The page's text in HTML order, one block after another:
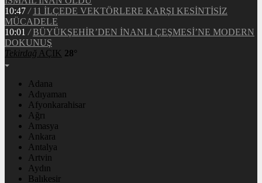
10:47 / 11 İLÇEDE VEKTÖRLERE KARŞI KESİNTİSİZ
MÜCADELE
10:01 / BÜYÜKŞEHİR’DEN İNANLI ÇEŞMESİ’NE MODERN
DOKUNUŞ
Tekirdağ AÇIK 28°
Adana
Adıyaman
Afyonkarahisar
Ağrı
Amasya
Ankara
Antalya
Artvin
Aydın
Balıkesir